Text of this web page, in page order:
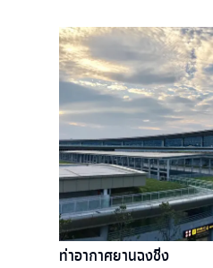
ท่าอากาศยานฉงชิ่ง